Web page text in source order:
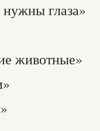
нужны глаза»
животные»